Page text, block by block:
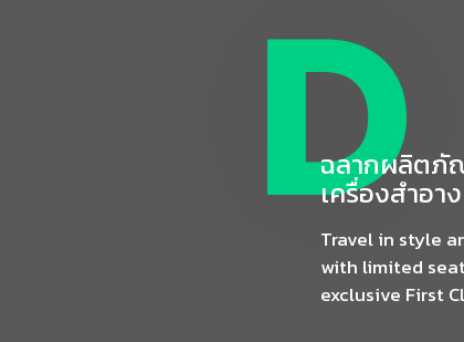
D
ฉลากผลิตภั
เครื่องสำอา
Travel in style
with limited
exclusive First